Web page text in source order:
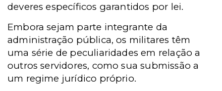
deveres específicos garantidos por lei.
Embora sejam parte integrante da
administração pública, os militares têm
uma série de peculiaridades em relação a
outros servidores, como sua submissão a
um regime jurídico próprio.